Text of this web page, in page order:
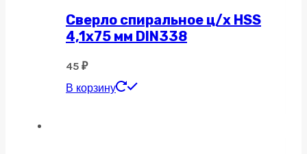
Сверло спиральное ц/х HSS
4,1х75 мм DIN338
45 ₽
В корзину